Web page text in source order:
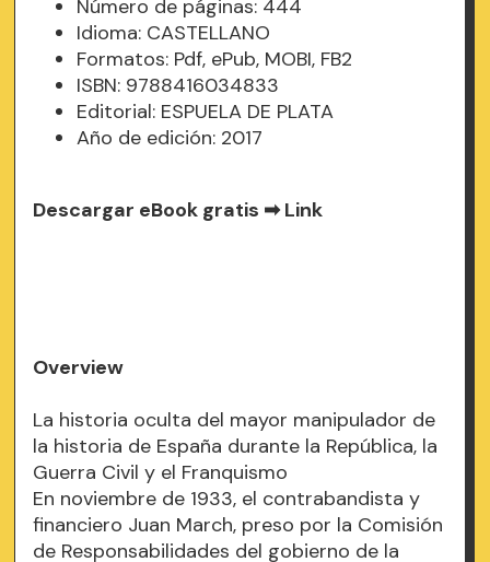
Número de páginas: 444
Idioma: CASTELLANO
Formatos: Pdf, ePub, MOBI, FB2
ISBN: 9788416034833
Editorial: ESPUELA DE PLATA
Año de edición: 2017
Descargar eBook gratis ➡Link
Overview
La historia oculta del mayor manipulador de
la historia de España durante la República, la
Guerra Civil y el Franquismo
En noviembre de 1933, el contrabandista y
financiero Juan March, preso por la Comisión
de Responsabilidades del gobierno de la